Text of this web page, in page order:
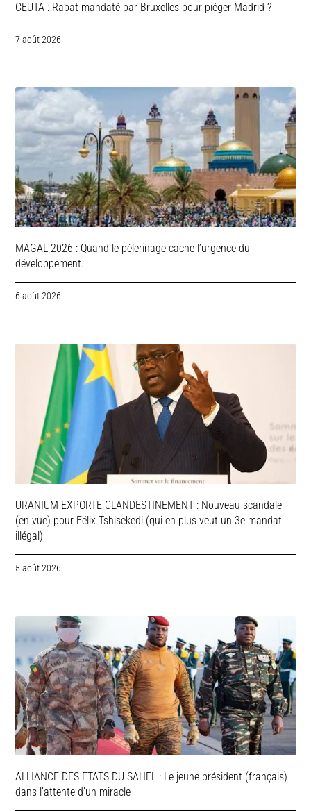
CEUTA : Rabat mandaté par Bruxelles pour piéger Madrid ?
7 août 2026
MAGAL 2026 : Quand le pèlerinage cache l’urgence du
développement.
6 août 2026
URANIUM EXPORTE CLANDESTINEMENT : Nouveau scandale
(en vue) pour Félix Tshisekedi (qui en plus veut un 3e mandat
illégal)
5 août 2026
ALLIANCE DES ETATS DU SAHEL : Le jeune président (français)
dans l’attente d’un miracle